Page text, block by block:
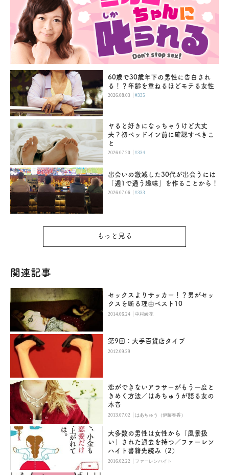
60歳で30歳年下の男性に告白され
る！？年齢を重ねるほどモテる女性
2026.08.03 |#335
ヤると好きになっちゃうけど大丈
夫？初ベッドイン前に確認すべきこ
と
2026.07.20 |#334
出会いの激減した30代が出会うには
「週1で通う趣味」を作ることから！
2026.07.06 |#333
もっと見る
関連記事
セックスよりサッカー！？男がセッ
クスを断る理由ベスト10
2014.06.24 |中村綾花
第9回：大手百貨店タイプ
2012.09.29
恋ができないアラサーがもう一度と
きめく方法／はあちゅうが語る女の
本音
2013.07.02 |はあちゅう（伊藤春香）
大多数の男性は女性から「風景扱
い」された過去を持つ／ファーレン
ハイト書籍先読み（2）
2016.02.22 | ファーレンハイト